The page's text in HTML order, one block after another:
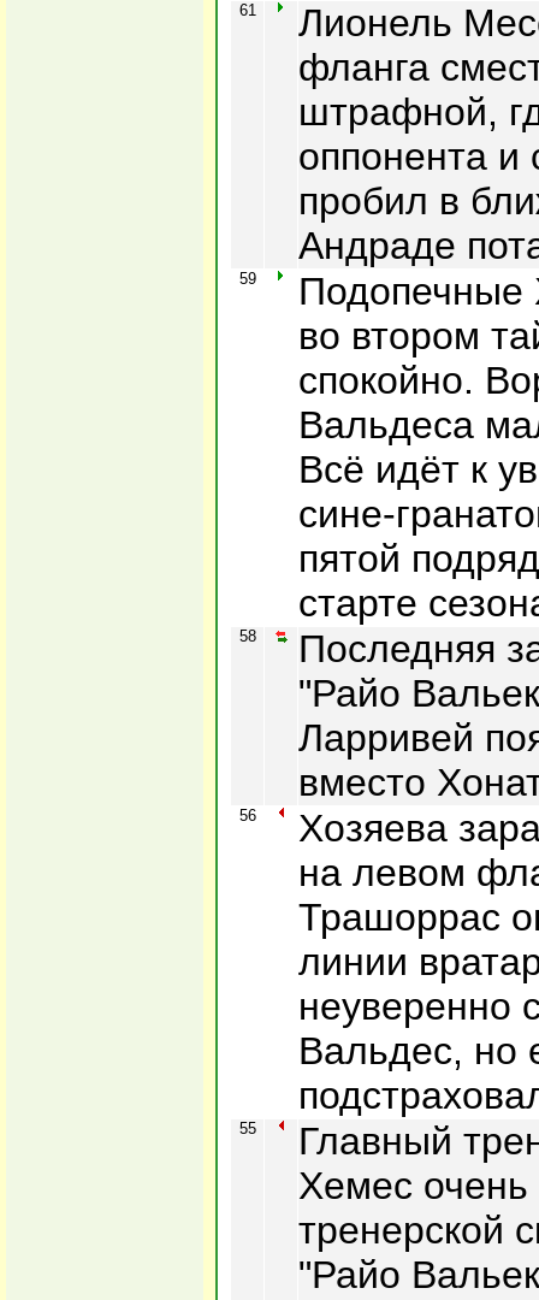
61
Лионель
фланга
штрафной,
оппонента и
пробил в
Андраде
59
Подопечные
во втором
спокойно.
Вальдеса
Всё идёт к
сине-
пятой
старте
58
Последняя
"Райо
Ларривей
вместо
56
Хозяева
на левом
Трашоррас
линии
неуверенно
Вальдес, но
55
Главный
Хемес
тренерской
"Райо